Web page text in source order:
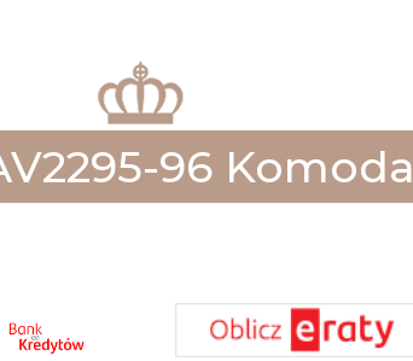
96 Komoda